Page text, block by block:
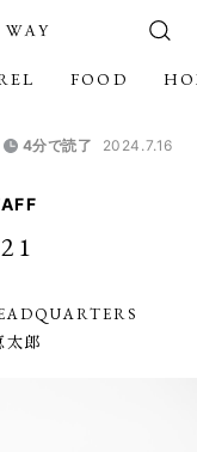
FOOD
4分で読了 2024.7.16
郎